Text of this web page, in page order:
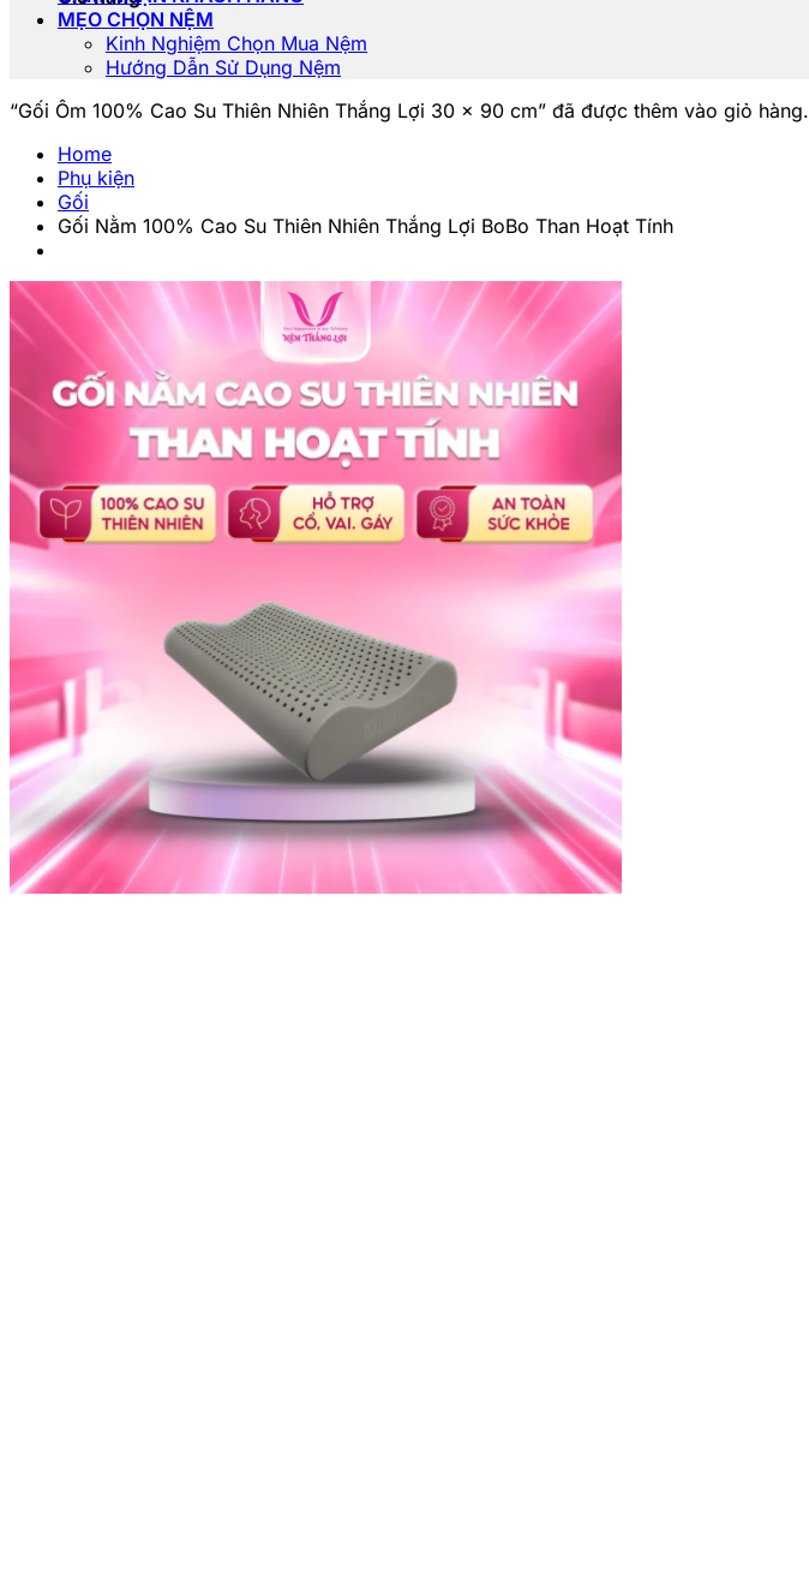
MẸO CHỌN NỆM
Kinh Nghiệm Chọn Mua Nệm
Hướng Dẫn Sử Dụng Nệm
“Gối Ôm 100% Cao Su Thiên Nhiên Thắng Lợi 30 x 90 cm” đã được thêm vào giỏ hàng.
Home
Phụ kiện
Gối
Gối Nằm 100% Cao Su Thiên Nhiên Thắng Lợi BoBo Than Hoạt Tính